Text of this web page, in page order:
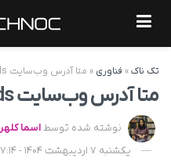
تک ناک» فناوری » متا آدرس وب‌سایت Threads را تغییر داد
متا آدرس وب‌سایت Threads را تغییر داد
نوشته شده توسط اسما کلهر
یکشنبه 7 اردیبهشت 1404 - 07:14